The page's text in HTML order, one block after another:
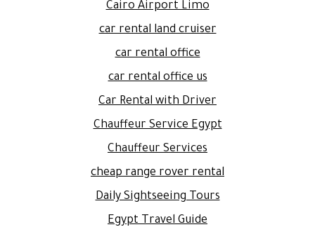
Cairo Airport Limo
car rental land cruiser
car rental office
car rental office us
Car Rental with Driver
Chauffeur Service Egypt
Chauffeur Services
cheap range rover rental
Daily Sightseeing Tours
Egypt Travel Guide